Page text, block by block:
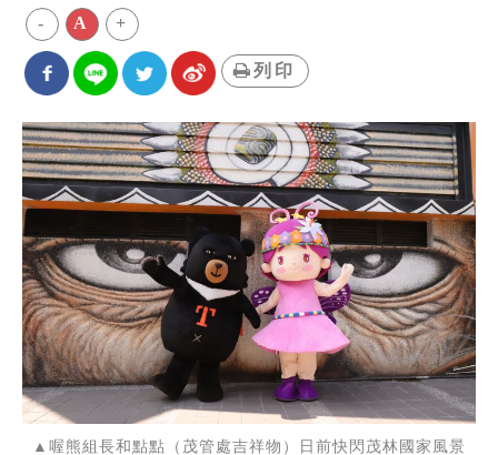
- A +
列印
▲喔熊組長和點點（茂管處吉祥物）日前快閃茂林國家風景